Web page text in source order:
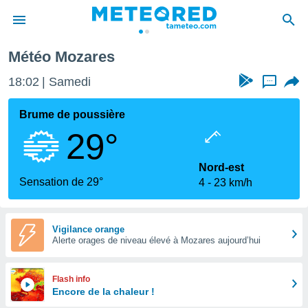
de
Météo Mozares
18:02 Samedi ...
Brume de poussière
29°
Sensation de 29°
Nord-est
4
23 km/h
Vigilance orange
Alerte orages de niveau élevé à Mozares aujourd’hui
Flash info
Encore de la chaleur !